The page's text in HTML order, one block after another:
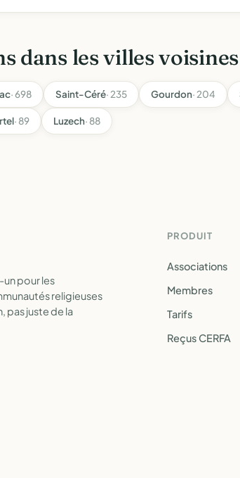
dans les villes voisines
· 698 Saint-Céré· 235 Gourdon· 204
· 89 Luzech· 88
pour les
religieuses
pas juste de la
PRODUIT
Associations
Membres
Tarifs
Reçus CERFA